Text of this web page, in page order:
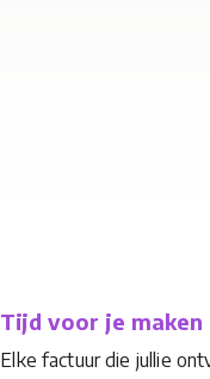
Tijd voor je maken
Elke factuur die jullie